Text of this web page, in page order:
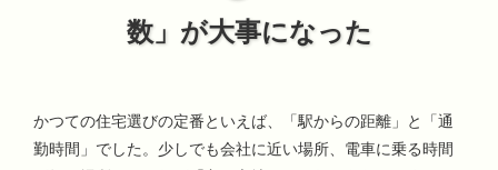
数」が大事になった
かつての住宅選びの定番といえば、「駅からの距離」と「通
勤時間」でした。少しでも会社に近い場所、電車に乗る時間